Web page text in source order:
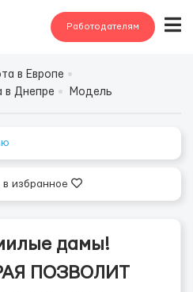
Работодателям
в Европе
в Днепре Модель
избранное
дамы!
ПОЗВОЛИТ